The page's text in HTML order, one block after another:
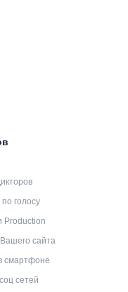
голосу
Production
сайта
смартфоне
сетей